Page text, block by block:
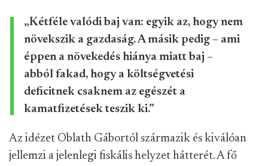
„Kétféle valódi baj van: egyik az, hogy nem
növekszik a gazdaság. A másik pedig – ami
éppen a növekedés hiánya miatt baj –
abból fakad, hogy a költségvetési
deficitnek csaknem az egészét a
kamatfizetések teszik ki.”
Az idézet Oblath Gábortól származik és kiválóan
jellemzi a jelenlegi fiskális helyzet hátterét. A fő